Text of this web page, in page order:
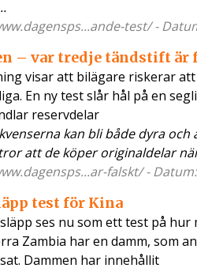
test/ -
– var tredje tändstift är
visar att bilägare riskerar
En ny test slår hål på en
reservdelar
kan bli både dyra och
att de köper originaldelar
falskt/ -
test för Kina
ses nu som ett test på
Zambia har en damm, som
Dammen har innehållit